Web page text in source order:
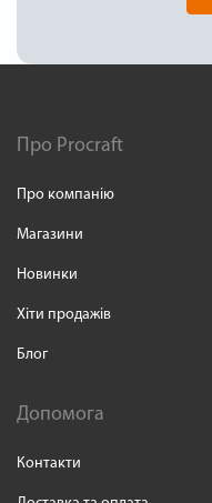
Про Procraft
Про компанію
Магазини
Новинки
Хіти продажів
Блог
Допомога
Контакти